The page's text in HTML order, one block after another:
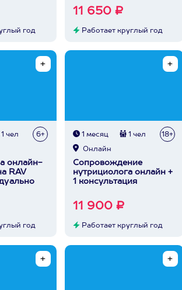
год
11 650 ₽
Работает круглый год
1 чел 6+
онлайн-
RAV
год
1 месяц 1 чел 18+
Онлайн
Сопровождение
нутрициолога онлайн +
1 консультация
11 900 ₽
Работает круглый год